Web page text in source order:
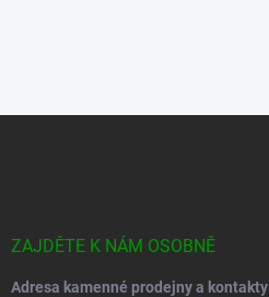
ZAJDĚTE K NÁM OSOBNĚ
Adresa kamenné prodejny a kontakty